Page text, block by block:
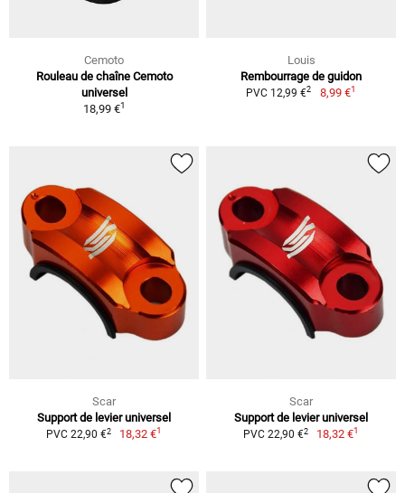
Cemoto
Rouleau de chaîne Cemoto
universel
18,99 €1
Louis
Rembourrage de guidon
PVC 12,99 €2 8,99 €1
Scar
Support de levier universel
PVC 22,90 €2 18,32 €1
Scar
Support de levier universel
PVC 22,90 €2 18,32 €1